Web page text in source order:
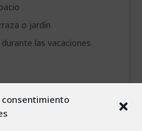
o jardín
las vacaciones
V S